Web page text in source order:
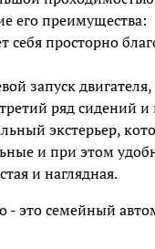
его преимущества:
себя просторно
запуск
ряд сидений
экстерьер,
и при этом
и наглядная.
- это семейный